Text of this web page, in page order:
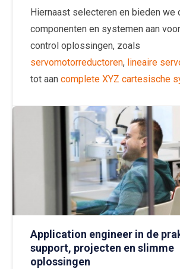
Hiernaast selecteren en bieden we
componenten en systemen aan
control oplossingen, zoals
servomotorreductoren, lineaire
tot aan complete XYZ cartesische
Application engineer in de
support, projecten en slimme
oplossingen